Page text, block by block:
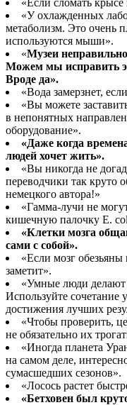
«У охлажденных
метаболизм. Это очень
используются мыши».
«Музеи
Можем мы исправить
Вроде да».
«Вода замерзнет,
«Вы можете
в непонятных
оборудование».
«Даже когда
людей хочет жить».
«Вы никогда не
переводчики так круто
немецкого автора!»
«Гамма-лучи не
кишечную палочку E.
«Клетки мозга
сами с собой».
«Если мозг обезьяны
заметит».
«Умные люди
Используйте
достижения лучших
«Чтобы проверить,
не обязательно их
«Иногда планета
на самом деле,
сумасшедших сезонов».
«Лосось растет
«Бетховен был